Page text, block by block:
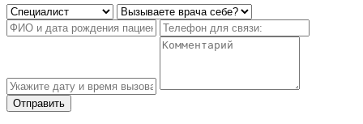
Отправить